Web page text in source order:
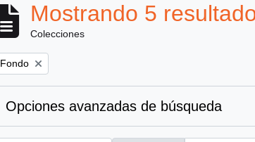
Mostrando 5
Colecciones
Remove filter:
Fondo
Opciones avanzadas de búsqueda